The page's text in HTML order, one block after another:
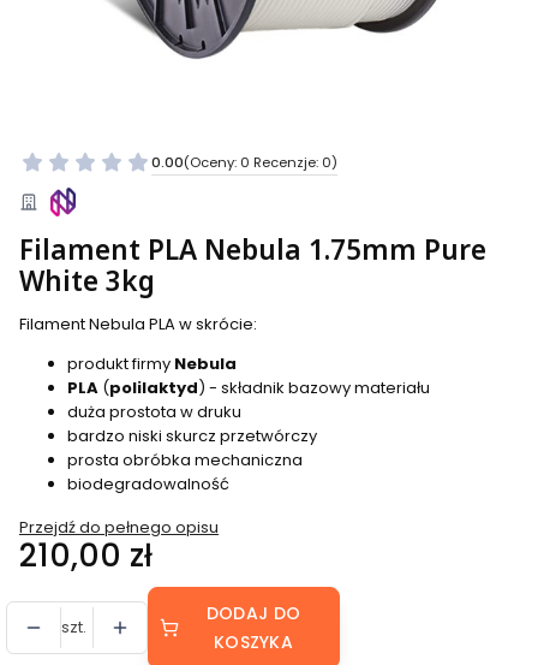
0.00(Oceny: 0 Recenzje: 0)
Filament PLA Nebula 1.75mm Pure
White 3kg
Filament Nebula PLA w skrócie:
produkt firmy Nebula
PLA (polilaktyd) - składnik bazowy materiału
duża prostota w druku
bardzo niski skurcz przetwórczy
prosta obróbka mechaniczna
biodegradowalność
Przejdź do pełnego opisu
Cena
210,00 zł
szt.
DODAJ DO
KOSZYKA